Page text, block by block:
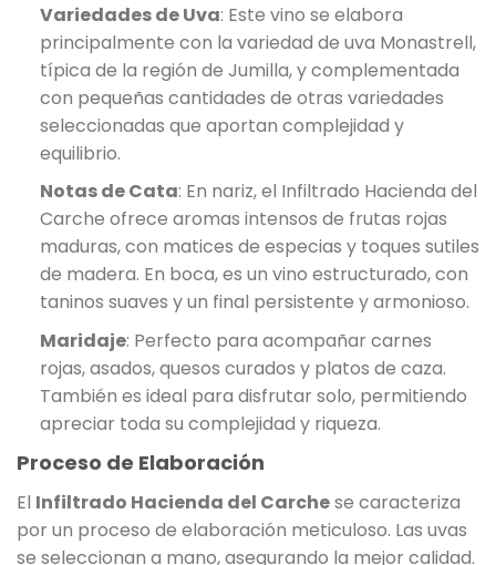
Variedades de Uva: Este vino se elabora
principalmente con la variedad de uva Monastrell,
típica de la región de Jumilla, y complementada
con pequeñas cantidades de otras variedades
seleccionadas que aportan complejidad y
equilibrio.
Notas de Cata: En nariz, el Infiltrado Hacienda del
Carche ofrece aromas intensos de frutas rojas
maduras, con matices de especias y toques sutiles
de madera. En boca, es un vino estructurado, con
taninos suaves y un final persistente y armonioso.
Maridaje: Perfecto para acompañar carnes
rojas, asados, quesos curados y platos de caza.
También es ideal para disfrutar solo, permitiendo
apreciar toda su complejidad y riqueza.
Proceso de Elaboración
El Infiltrado Hacienda del Carchese caracteriza
por un proceso de elaboración meticuloso. Las uvas
se seleccionan a mano, asegurando la mejor calidad.